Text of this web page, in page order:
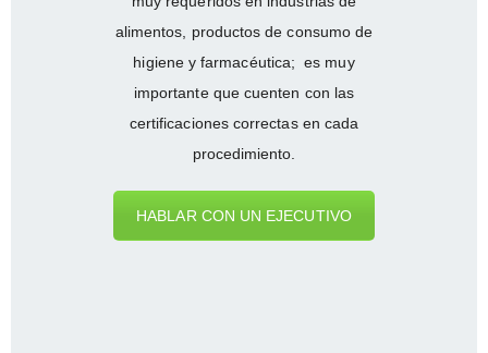
alimentos, productos de consumo de
higiene y farmacéutica; es muy
importante que cuenten con las
certificaciones correctas en cada
procedimiento.
HABLAR CON UN EJECUTIVO